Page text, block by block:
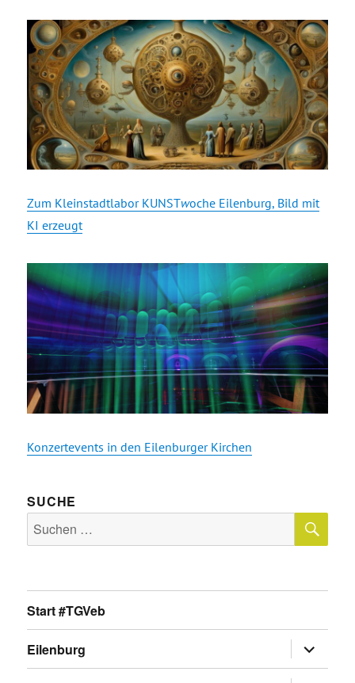
Zum Kleinstadtlabor KUNSTwoche Eilenburg, Bild mit
KI erzeugt
Konzertevents in den Eilenburger Kirchen
SUCHE
Suche
nach:
Start #TGVeb
Eilenburg
anzeigen